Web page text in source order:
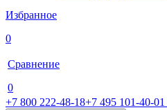
Избранное
0
Сравнение
0
+7 800 222-48-18+7 495 101-40-01